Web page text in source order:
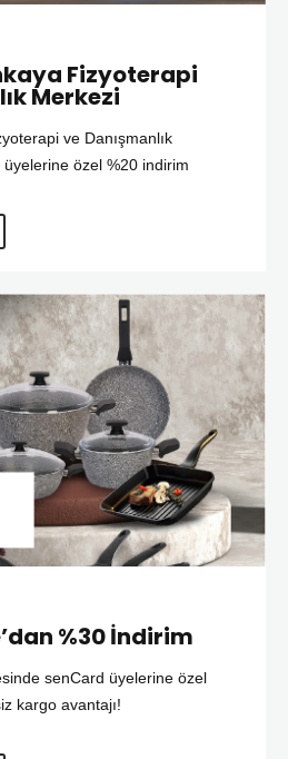
Fizyoterapi
Merkezi
ve Danışmanlık
üyelerine özel %20 indirim
%30 İndirim
senCard üyelerine özel
kargo avantajı!